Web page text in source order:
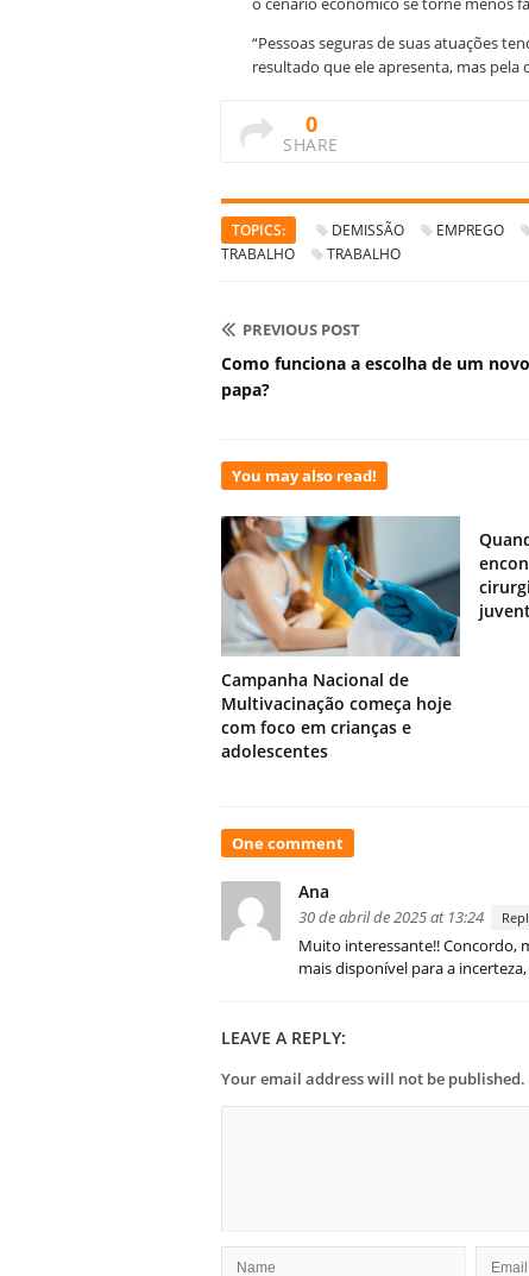
“Pessoas seguras de suas atuações
resultado que ele apresenta, mas pela
0
SHARE
TOPICS: DEMISSÃO EMPREGO
TRABALHO
TRABALHO
PREVIOUS POST
Como funciona a escolha de um novo
papa?
You may also read!
Campanha Nacional de
Multivacinação começa hoje
com foco em crianças e
adolescentes
One commentOn
os
jovens
estão
seus
Ana
30 de abril de 2025 at 13:24
Muito interessante!! Concordo,
mais disponível para a
LEAVE A REPLY:
Your email address will not be published.